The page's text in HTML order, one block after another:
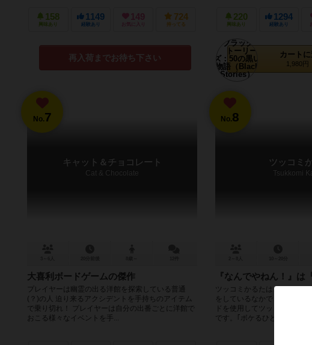
158
興味あり
1149
経験あり
149
お気に入り
724
持ってる
再入荷までお待ち下さい
220
興味あり
1294
経験あり
カート
1,980円
No.7
キャット＆チョコレート
Cat & Chocolate
大喜利ボードゲームの傑作
プレイヤーは幽霊の出る洋館を探索している普通
(？)の人 迫り来るアクシデントを手持ちのアイテム
で乗り切れ！ プレイヤーは自分の出番ごとに洋館で
おこる様々なイベントを手...
No.8
ツッコミ
Tsukkomi
『なんでやねん！』は
ツッコミかるたは、カードに
をしているなかで、カードに
ドを使用してツッコミをする
です。｢ボケるひと｣が1人。そ